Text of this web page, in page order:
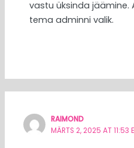
vastu üksinda jäämine.
tema adminni valik.
RAIMOND
MÄRTS 2, 2025 AT 11:53